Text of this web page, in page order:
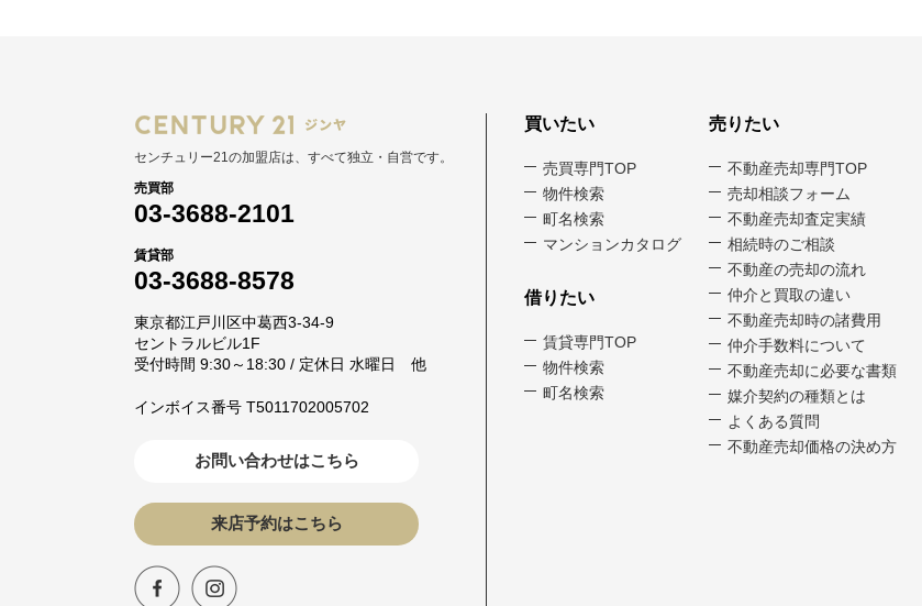
センチュリー21の加盟店は、すべて独立・自営です。
売買部
03-3688-2101
賃貸部
03-3688-8578
東京都江戸川区中葛西3-34-9
セントラルビル1F
受付時間 9:30～18:30 / 定休日 水曜日 他
インボイス番号 T5011702005702
お問い合わせはこちら
来店予約はこちら
買いたい
売買専門TOP
物件検索
町名検索
マンションカタログ
借りたい
賃貸専門TOP
物件検索
町名検索
売りたい
不動産売却専門TOP
売却相談フォーム
不動産売却査定実績
相続時のご相談
不動産の売却の流れ
仲介と買取の違い
不動産売却時の諸費用
仲介手数料について
不動産売却に必要な書類
媒介契約の種類とは
よくある質問
不動産売却価格の決め方